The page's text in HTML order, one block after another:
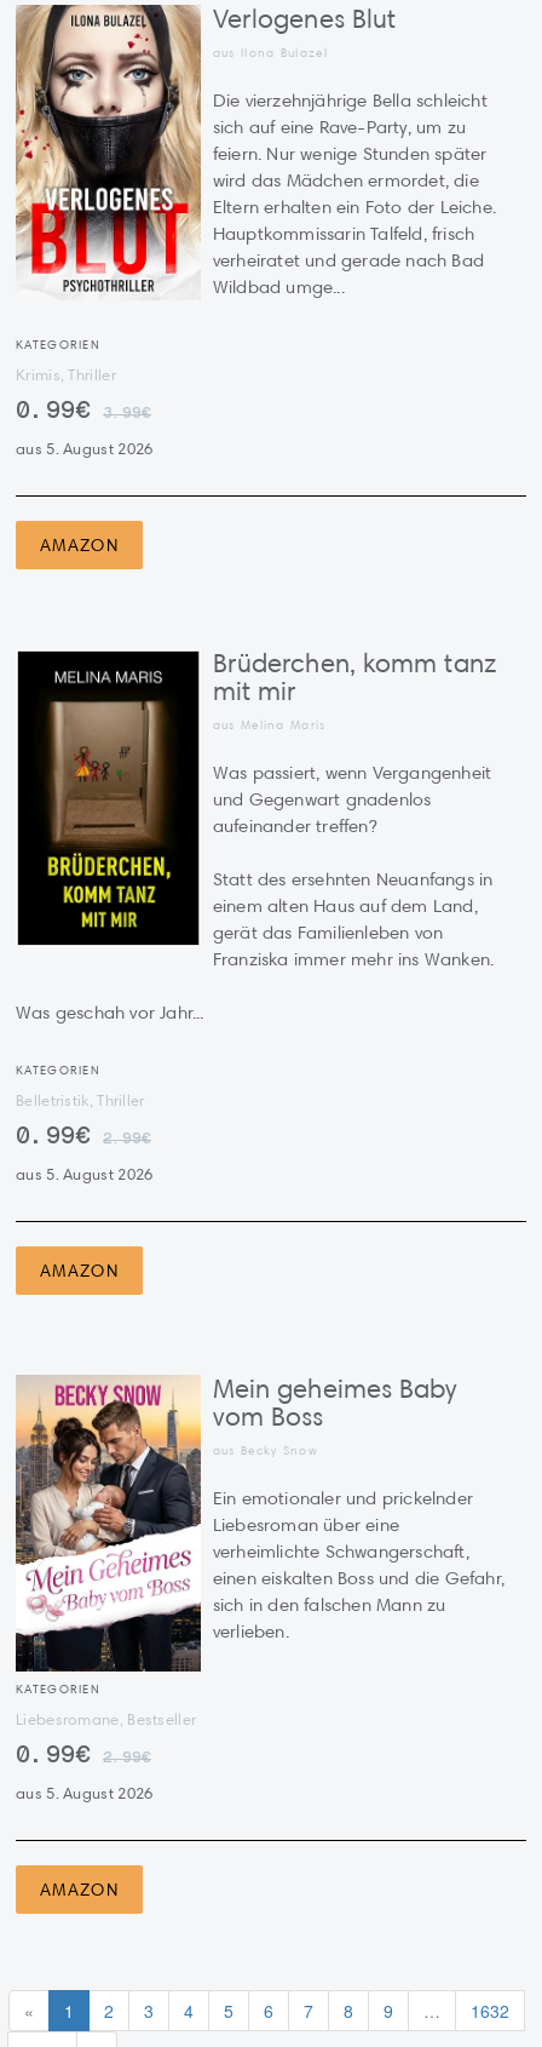
Verlogenes Blut
aus Ilona Bulazel
Die vierzehnjährige Bella schleicht
sich auf eine Rave-Party, um zu
feiern. Nur wenige Stunden später
wird das Mädchen ermordet, die
Eltern erhalten ein Foto der Leiche.
Hauptkommissarin Talfeld, frisch
verheiratet und gerade nach Bad
Wildbad umge...
KATEGORIEN
Krimis, Thriller
0.99€ 3.99€
aus 5. August 2026
AMAZON
Brüderchen, komm tanz
mit mir
aus Melina Maris
Was passiert, wenn Vergangenheit
und Gegenwart gnadenlos
aufeinander treffen?
Statt des ersehnten Neuanfangs in
einem alten Haus auf dem Land,
gerät das Familienleben von
Franziska immer mehr ins Wanken.
Was geschah vor Jahr...
KATEGORIEN
Belletristik, Thriller
0.99€ 2.99€
aus 5. August 2026
AMAZON
Mein geheimes Baby
vom Boss
aus Becky Snow
Ein emotionaler und prickelnder
Liebesroman über eine
verheimlichte Schwangerschaft,
einen eiskalten Boss und die Gefahr,
sich in den falschen Mann zu
verlieben.
KATEGORIEN
Liebesromane, Bestseller
0.99€ 2.99€
aus 5. August 2026
AMAZON
« 1 2 3 4 5 6 7 8 9 …
1632